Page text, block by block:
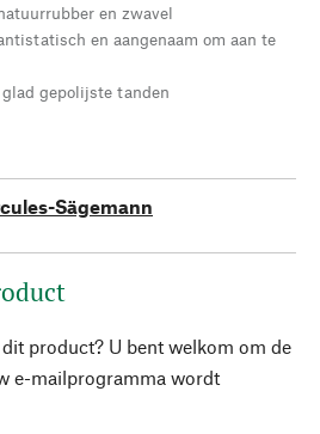
en zwavel
en aangenaam om aan te
gepolijste tanden
Sägemann
product? U bent welkom om de
e-mailprogramma wordt